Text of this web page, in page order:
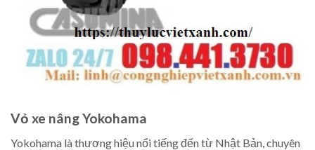
Vỏ xe nâng Yokohama
Yokohama là thương hiệu nổi tiếng đến từ Nhật Bản, chuyên